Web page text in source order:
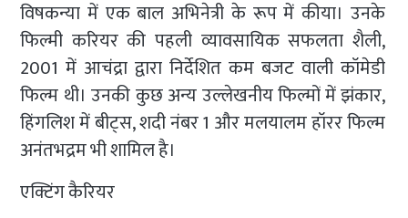
विषकन्या में एक बाल अभिनेत्री के रूप में कीया। उनके
फिल्मी करियर की पहली व्यावसायिक सफलता शैली,
2001 में आचंद्रा द्वारा निर्देशित कम बजट वाली कॉमेडी
फिल्म थी। उनकी कुछ अन्य उल्लेखनीय फिल्मों में झंकार,
हिंगलिश में बीट्स, शदी नंबर 1 और मलयालम हॉरर फिल्म
अनंतभद्रम भी शामिल है।
एक्टिंग कैरियर